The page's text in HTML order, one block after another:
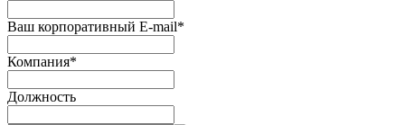
Ваш корпоративный E-mail*
Компания*
Должность